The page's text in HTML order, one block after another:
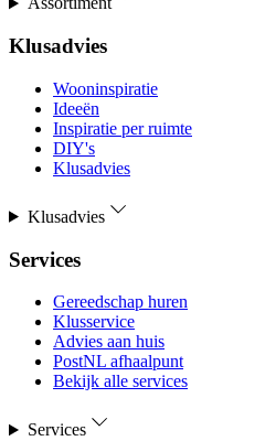
Klusadvies
Wooninspiratie
Ideeën
Inspiratie per ruimte
DIY's
Klusadvies
Klusadvies
Services
Gereedschap huren
Klusservice
Advies aan huis
PostNL afhaalpunt
Bekijk alle services
Services